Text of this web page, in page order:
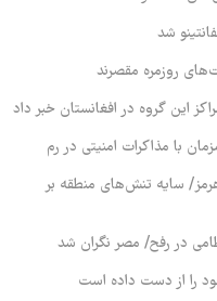
شد
روزمره مقصرند
این گروه در افغانستان خبر داد
با مذاکرات امنیتی در رم
سایه تنش‌های منطقه بر
در رفح/ مصر نگران شد
را از دست داده است